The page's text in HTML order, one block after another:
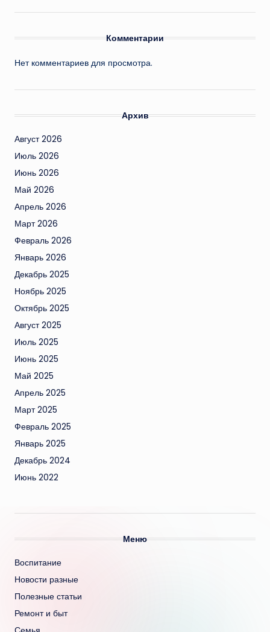
Комментарии
Нет комментариев для просмотра.
Архив
Август 2026
Июль 2026
Июнь 2026
Май 2026
Апрель 2026
Март 2026
Февраль 2026
Январь 2026
Декабрь 2025
Ноябрь 2025
Октябрь 2025
Август 2025
Июль 2025
Июнь 2025
Май 2025
Апрель 2025
Март 2025
Февраль 2025
Январь 2025
Декабрь 2024
Июнь 2022
Меню
Воспитание
Новости разные
Полезные статьи
Ремонт и быт